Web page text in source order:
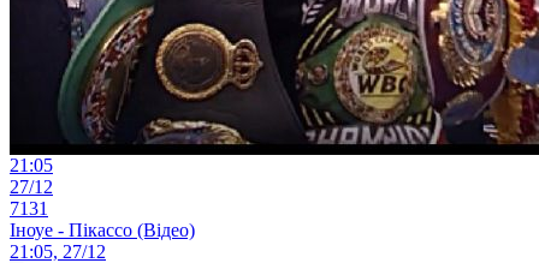
21:05
27/12
7131
Іноуе - Пікассо (Відео)
21:05, 27/12